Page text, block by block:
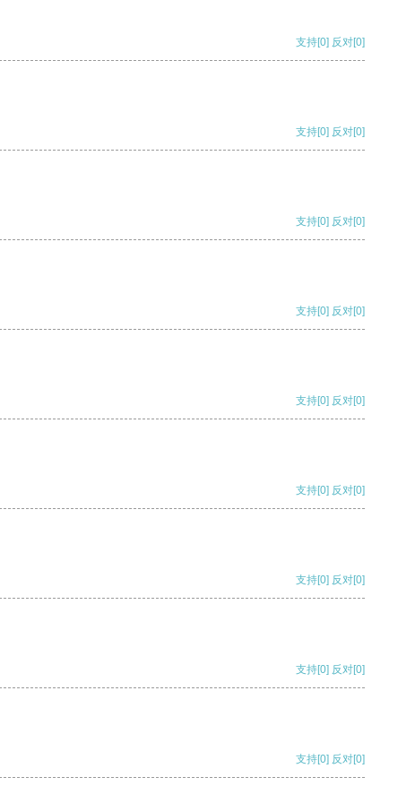
支持[0] 反对[0]
支持[0] 反对[0]
支持[0] 反对[0]
支持[0] 反对[0]
支持[0] 反对[0]
支持[0] 反对[0]
支持[0] 反对[0]
支持[0] 反对[0]
支持[0] 反对[0]